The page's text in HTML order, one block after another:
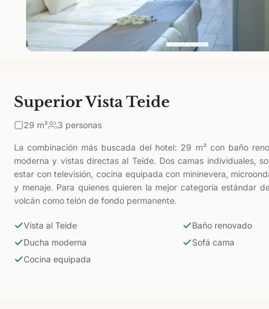
Superior Vista Teide
29 m² 3 personas
La combinación más buscada del hotel: 29 m² con baño
moderna y vistas directas al Teide. Dos camas individuales,
estar con televisión, cocina equipada con mininevera,
y menaje. Para quienes quieren la mejor categoría estándar
volcán como telón de fondo permanente.
Vista al Teide
Baño renovado
Ducha moderna
Sofá cama
Cocina equipada